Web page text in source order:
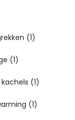
(1)
(1)
(1)
(1)